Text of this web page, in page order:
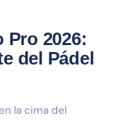
Pro 2026:
del Pádel
la cima del